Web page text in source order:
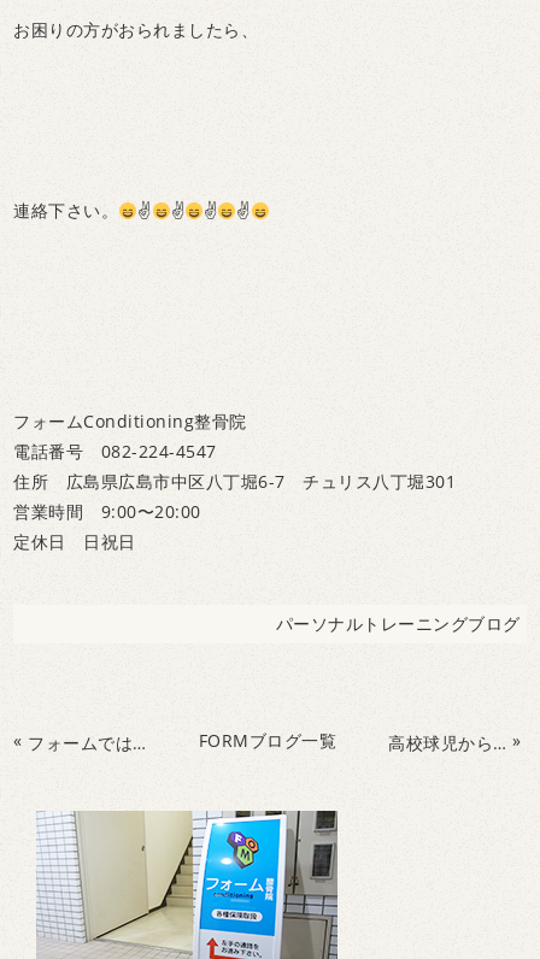
お困りの方がおられましたら、
連絡下さい。 ✌ ✌ ✌ ✌
フォームConditioning整骨院
電話番号 082-224-4547
住所 広島県広島市中区八丁堀6-7 チュリス八丁堀301
営業時間 9:00〜20:00
定休日 日祝日
パーソナルトレーニングブログ
« フォームでは動作測定を、ハードル動作で確認していきます。 FORMブログ一覧 高校球児からメールをいただきました。ありがとうございます^_^ »